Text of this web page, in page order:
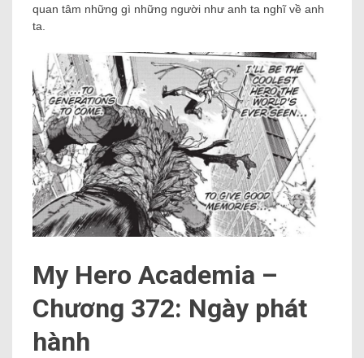
quan tâm những gì những người như anh ta nghĩ về anh
ta.
My Hero Academia –
Chương 372: Ngày phát
hành